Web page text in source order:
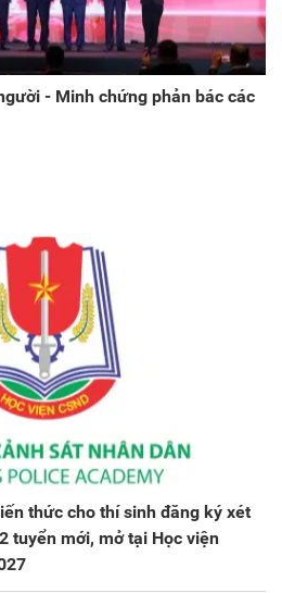
- Minh chứng phản bác các
thức cho thí sinh đăng ký xét
tuyển mới, mở tại Học viện